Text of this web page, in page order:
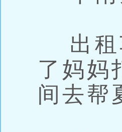
出租
了妈妈
间去帮